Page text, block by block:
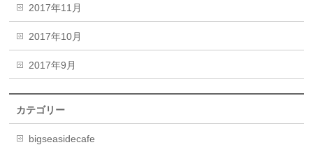
2017年11月
2017年10月
2017年9月
カテゴリー
bigseasidecafe